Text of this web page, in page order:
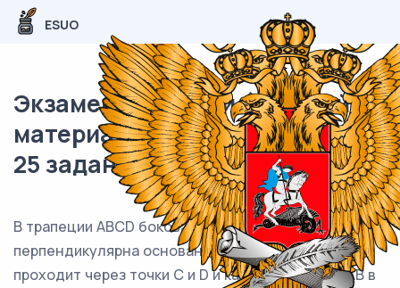
ESUO
Экзаменационный (типовой)
материал ОГЭ / Математика /
25 задания (24) / 77
В трапеции ABCD боковая сторона AB
перпендикулярна основанию BC . Окружность
проходит через точки C и D и касается прямой AB в